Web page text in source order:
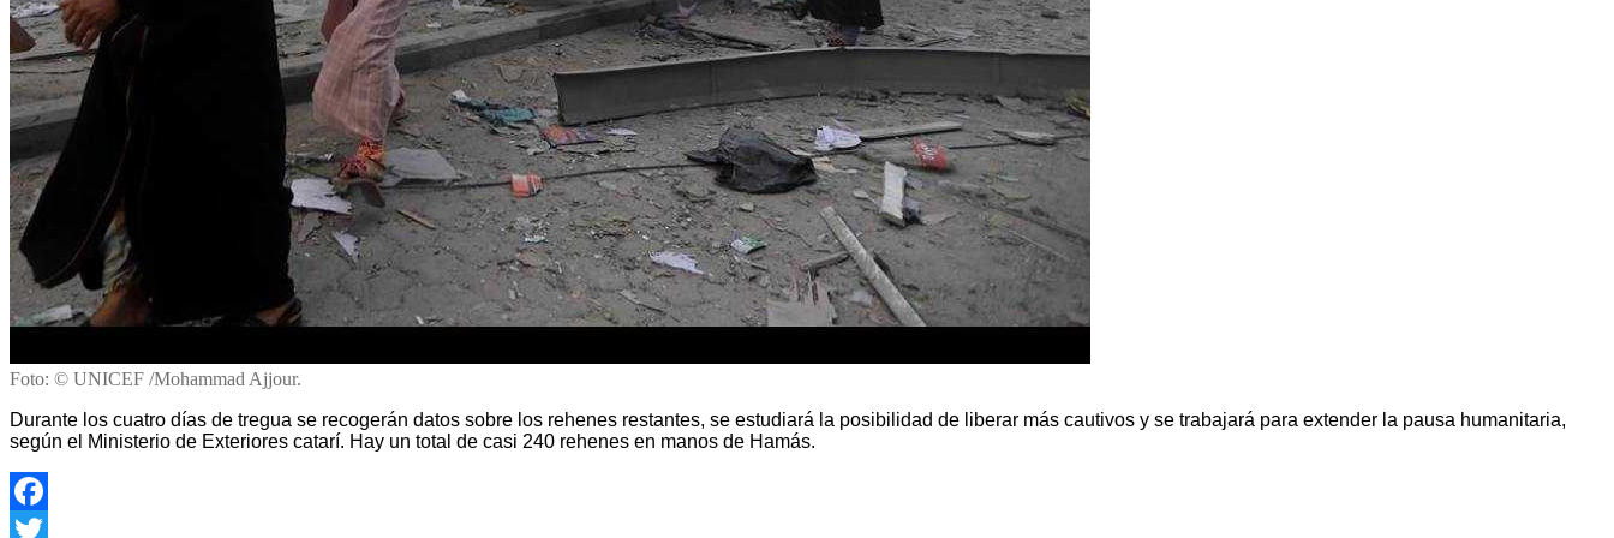
de
Gaza
[VIDEO]
Foto: © UNICEF /Mohammad Ajjour.
Durante los cuatro días de tregua se recogerán datos sobre los rehenes restantes, se estudiará la posibilidad de liberar más cautivos y se trabajará para extender la pausa humanitaria,
según el Ministerio de Exteriores catarí. Hay un total de casi 240 rehenes en manos de Hamás.
Facebook